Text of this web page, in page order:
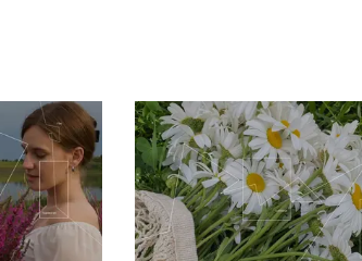
паління, прийом ліків, фізичні